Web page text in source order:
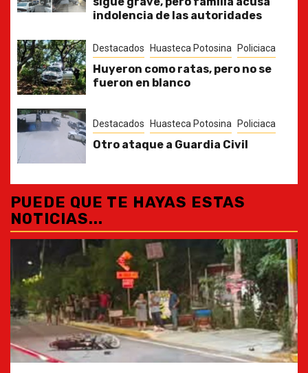
indolencia de las autoridades
Destacados Huasteca Potosina Policiaca
Huyeron como ratas, pero no se
fueron en blanco
Destacados Huasteca Potosina Policiaca
Otro ataque a Guardia Civil
PUEDE QUE TE HAYAS ESTAS
NOTICIAS...